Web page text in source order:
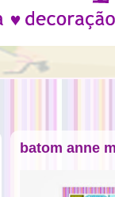
batom anne